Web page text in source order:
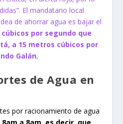
El mandatario local
de ahorrar agua es bajar el
por segundo que
a 15 metros cúbicos por
Galán,
de Agua en
por racionamiento de agua